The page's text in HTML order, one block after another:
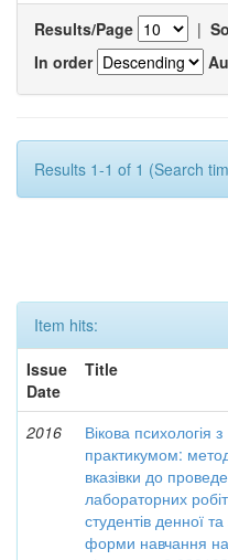
Results/Page |
In order
Results 1-1 of 1 (Search
Item hits:
Issue
Date
Title
2016
Вікова психологія з
практикумом:
вказівки до
лабораторних
студентів денної
форми навчання